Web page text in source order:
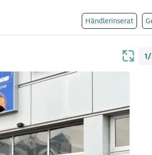
Händlerinserat